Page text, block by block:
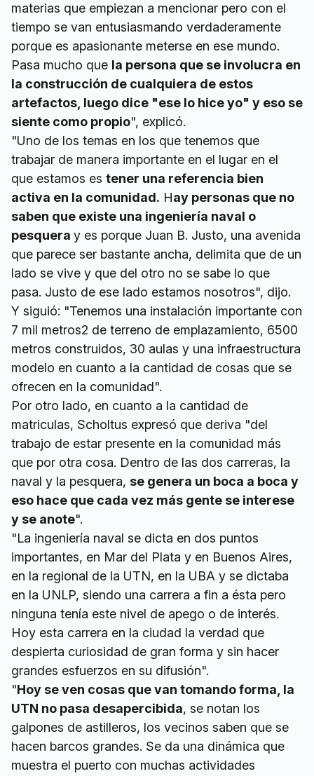
materias que empiezan a mencionar pero con el
tiempo se van entusiasmando verdaderamente
porque es apasionante meterse en ese mundo.
Pasa mucho que la persona que se involucra en
la construcción de cualquiera de estos
artefactos, luego dice "ese lo hice yo" y eso se
siente como propio", explicó.
"Uno de los temas en los que tenemos que
trabajar de manera importante en el lugar en el
que estamos es tener una referencia bien
activa en la comunidad. Hay personas que no
saben que existe una ingeniería naval o
pesquera y es porque Juan B. Justo, una avenida
que parece ser bastante ancha, delimita que de un
lado se vive y que del otro no se sabe lo que
pasa. Justo de ese lado estamos nosotros", dijo.
Y siguió: "Tenemos una instalación importante con
7 mil metros2 de terreno de emplazamiento, 6500
metros construidos, 30 aulas y una infraestructura
modelo en cuanto a la cantidad de cosas que se
ofrecen en la comunidad".
Por otro lado, en cuanto a la cantidad de
matriculas, Scholtus expresó que deriva "del
trabajo de estar presente en la comunidad más
que por otra cosa. Dentro de las dos carreras, la
naval y la pesquera, se genera un boca a boca y
eso hace que cada vez más gente se interese
y se anote".
"La ingeniería naval se dicta en dos puntos
importantes, en Mar del Plata y en Buenos Aires,
en la regional de la UTN, en la UBA y se dictaba
en la UNLP, siendo una carrera a fin a ésta pero
ninguna tenía este nivel de apego o de interés.
Hoy esta carrera en la ciudad la verdad que
despierta curiosidad de gran forma y sin hacer
grandes esfuerzos en su difusión".
"Hoy se ven cosas que van tomando forma, la
UTN no pasa desapercibida, se notan los
galpones de astilleros, los vecinos saben que se
hacen barcos grandes. Se da una dinámica que
muestra el puerto con muchas actividades